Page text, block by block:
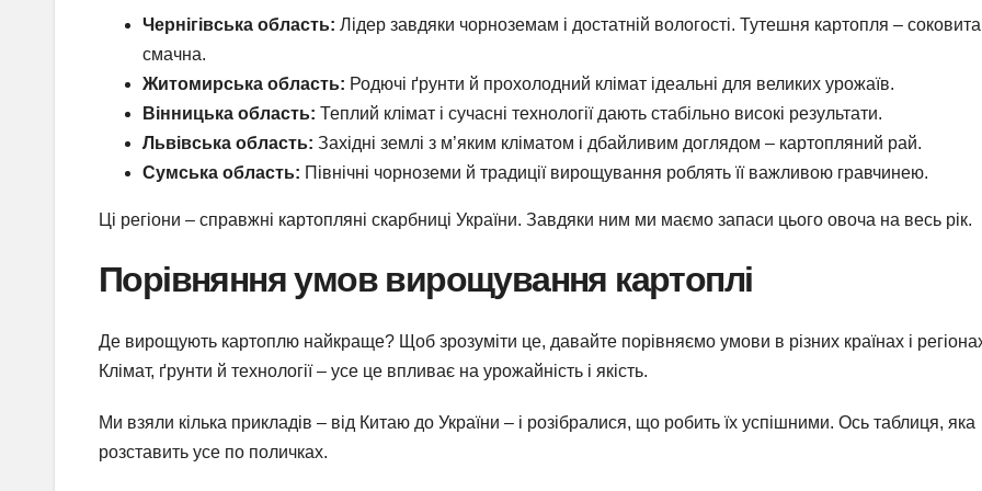
Чернігівська область: Лідер завдяки чорноземам і достатній вологості. Тутешня картопля –
смачна.
Житомирська область: Родючі ґрунти й прохолодний клімат ідеальні для великих урожаїв.
Вінницька область: Теплий клімат і сучасні технології дають стабільно високі результати.
Львівська область: Західні землі з м’яким кліматом і дбайливим доглядом – картопляний рай.
Сумська область: Північні чорноземи й традиції вирощування роблять її важливою гравчинею.
Ці регіони – справжні картопляні скарбниці України. Завдяки ним ми маємо запаси цього овоча на весь рік.
Порівняння умов вирощування картоплі
Де вирощують картоплю найкраще? Щоб зрозуміти це, давайте порівняємо умови в різних країнах і
Клімат, ґрунти й технології – усе це впливає на урожайність і якість.
Ми взяли кілька прикладів – від Китаю до України – і розібралися, що робить їх успішними. Ось таблиця, яка
розставить усе по поличках.